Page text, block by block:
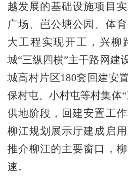
越发展的基础设施项目
广场、岜公塘公园、体
大工程实现开工，兴柳
城“三纵四横”主干路网建
城高村片区180套回建安
保村屯、小村屯等村集体“
供地阶段，回建安置工
柳江规划展示厅建成启用
推介柳江的主要窗口，
速。